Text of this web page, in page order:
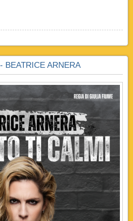
BEATRICE ARNERA